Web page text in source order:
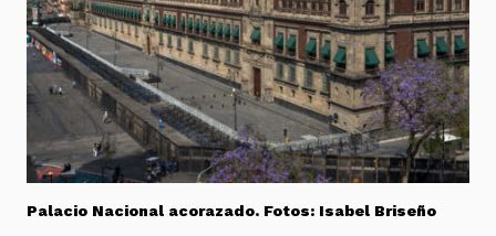
Palacio Nacional acorazado. Fotos: Isabel Briseño